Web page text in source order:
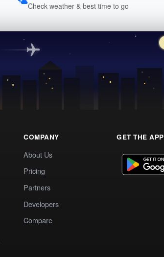
Check weather & best time to go
COMPANY
About Us
Pricing
Partners
Developers
Compare
GET THE APP